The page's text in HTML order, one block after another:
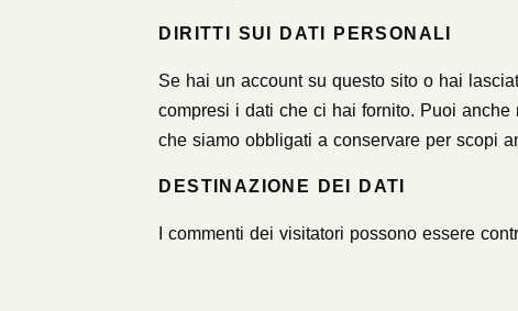
DIRITTI SUI DATI PERSONALI
Se hai un account su questo sito o hai
compresi i dati che ci hai fornito. Puoi
che siamo obbligati a conservare per scopi
DESTINAZIONE DEI DATI
I commenti dei visitatori possono essere